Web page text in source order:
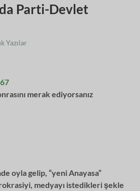
Parti-Devlet
Yazılar
67
merak ediyorsanız
oyla gelip, “yeni Anayasa”
medyayı istedikleri şekle